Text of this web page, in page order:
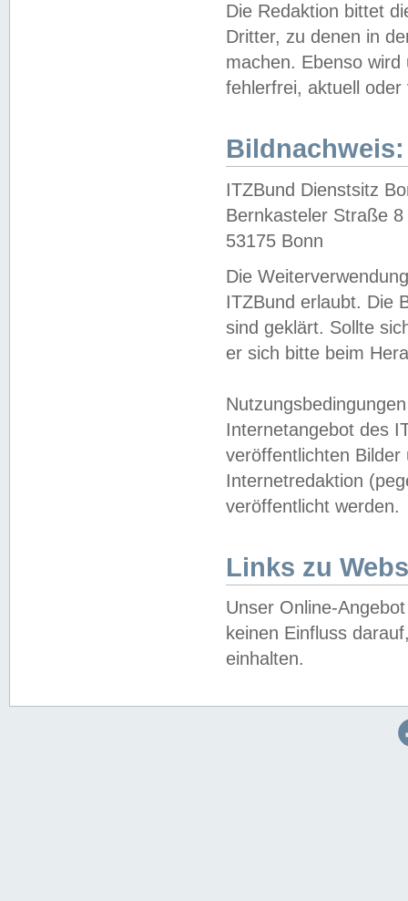
Die Redaktion bittet
Dritter, zu denen in
machen. Ebenso
fehlerfrei, aktuell oder
Bildnachweis:
ITZBund Dienstsitz
Bernkasteler Straße 8
53175 Bonn
Die
ITZBund erlaubt. Die
sind geklärt. Sollte
er sich bitte beim
Internetangebot des
veröffentlichten
Internetredaktion
veröffentlicht werden.
Links zu
Unser Online-
keinen Einfluss
einhalten.